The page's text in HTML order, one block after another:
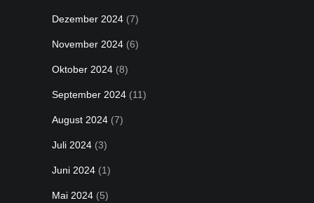
Dezember 2024 (7)
November 2024 (6)
Oktober 2024 (8)
September 2024 (11)
August 2024 (7)
Juli 2024 (3)
Juni 2024 (1)
Mai 2024 (5)